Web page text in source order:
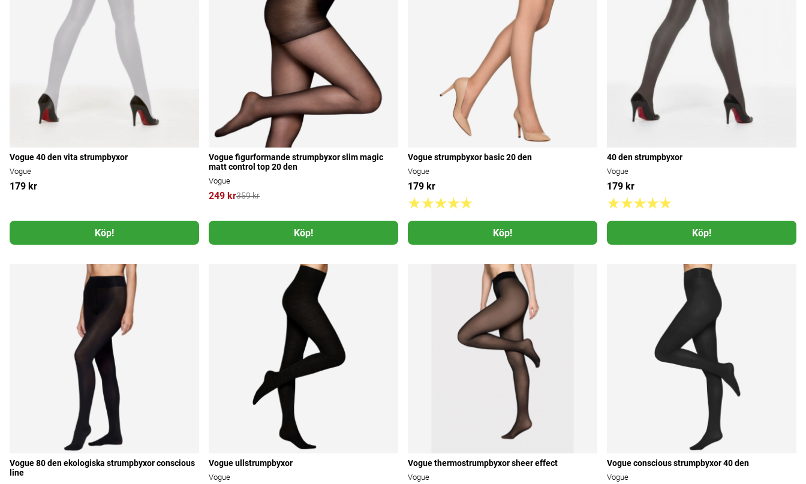
Vogue 40 den vita strumpbyxor
Vogue
179 kr
Köp!
Vogue figurformande strumpbyxor slim magic
matt control top 20 den
Vogue
249 kr359 kr
Köp!
Vogue strumpbyxor basic 20 den
Vogue
179 kr
Köp!
40 den strumpbyxor
Vogue
179 kr
Köp!
Vogue 80 den ekologiska strumpbyxor conscious
line
Vogue ullstrumpbyxor
Vogue
Vogue thermostrumpbyxor sheer effect
Vogue
Vogue conscious strumpbyxor 40 den
Vogue